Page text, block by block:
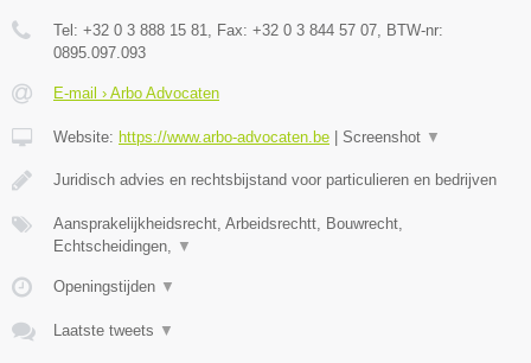
Tel: +32 0 3 888 15 81 , Fax: +32 0 3 844 57 07 , BTW-nr:
0895.097.093
E-mail › Arbo Advocaten
Website: https://www.arbo-advocaten.be Screenshot ▼
Juridisch advies en rechtsbijstand voor particulieren en bedrijven
Aansprakelijkheidsrecht, Arbeidsrechtt, Bouwrecht,
Echtscheidingen,
▼
Openingstijden ▼
Laatste tweets ▼